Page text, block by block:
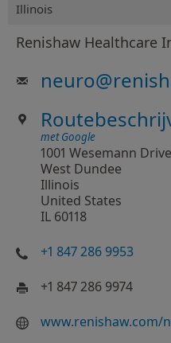
Illinois
Renishaw Healthcare
neuro@
met Google
1001 Wesemann Drive
West Dundee
Illinois
United States
IL 60118
+1 847 286 9953
+1 847 286 9974
www.renishaw.com/